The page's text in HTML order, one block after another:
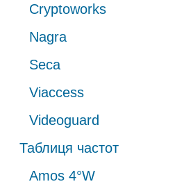
Cryptoworks
Nagra
Seca
Viaccess
Videoguard
Таблиця частот
Amos 4°W